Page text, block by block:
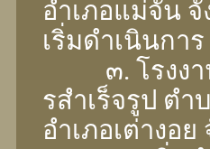
อําเภอแม่จัน จั
เริ่มดําเนินกา
๓. โรงงาน
รสําเร็จรูป ตํา
อําเภอเต่างอย